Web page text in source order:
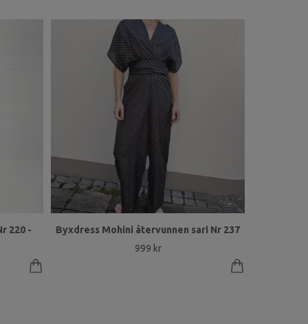
220 -
Byxdress Mohini återvunnen sari Nr 237
999 kr